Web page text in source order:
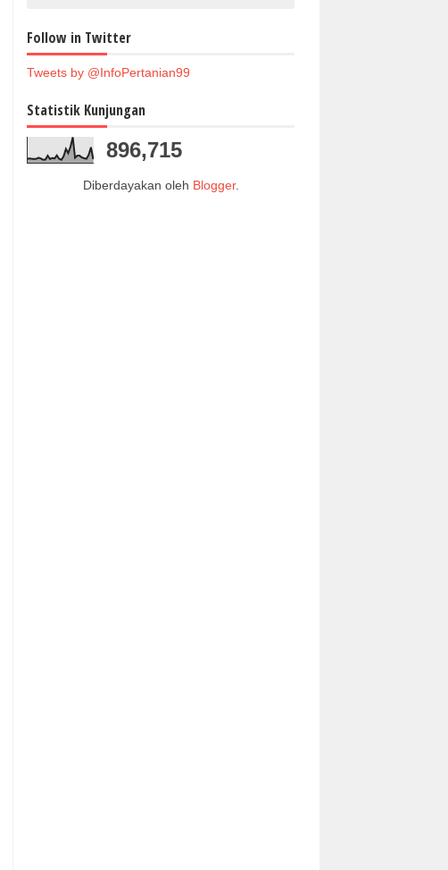
Follow in Twitter
Tweets by @InfoPertanian99
Statistik Kunjungan
896,715
Diberdayakan oleh Blogger.